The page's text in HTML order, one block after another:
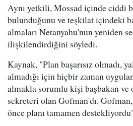
Aynı yetkili, Mossad içinde ciddi
bulunduğunu ve teşkilat içindeki
almaları Netanyahu'nun yeniden
ilişkilendirdiğini söyledi.
Kaynak, "Plan başarısız olmadı,
almadığı için hiçbir zaman
almakla sorumlu kişi başbakan ve
sekreteri olan Gofman'dı.
önce planı tamamen